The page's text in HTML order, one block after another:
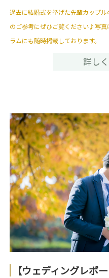
過去に結婚式を挙げた先輩カップ
のご参考にぜひご覧ください♪写
ラムにも随時掲載しております。
詳し
【ウェディングレポ